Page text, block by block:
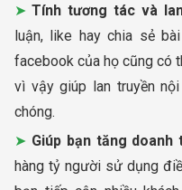
Tính tương tác và
luận, like hay chia sẻ
facebook của họ cũng có
vì vậy giúp lan truyền
chóng.
Giúp bạn tăng doanh
hàng tỷ người sử dụng